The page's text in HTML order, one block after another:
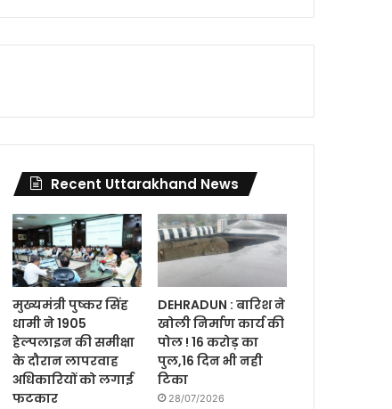
Recent Uttarakhand News
मुख्यमंत्री पुष्कर सिंह
धामी ने 1905
हेल्पलाइन की समीक्षा
के दौरान लापरवाह
अधिकारियों को लगाई
फटकार
DEHRADUN : बारिश ने
खोली निर्माण कार्य की
पोल ! 16 करोड़ का
पुल,16 दिन भी नही
टिका
28/07/2026